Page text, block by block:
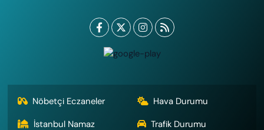
Nöbetçi Eczaneler
Hava Durumu
İstanbul Namaz
Trafik Durumu